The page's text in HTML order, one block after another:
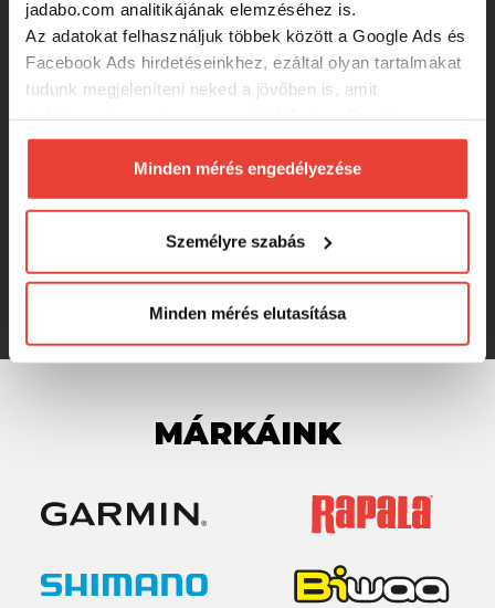
jadabo.com analitikájának elemzéséhez is.
Az adatokat felhasználjuk többek között a Google Ads és
Facebook Ads hirdetéseinkhez, ezáltal olyan tartalmakat
tudunk megjeleníteni neked a jövőben is, amit
biztosításához arra kérünk, hogy engedd meg
számunkra minden mérés használatát.
Természetesensoha semmilyen formában nem fogunk
megváltoztathatod a döntésed ezzel kapcsolatban.
Előre is köszönjük!
Minden mérés engedélyezése
Személyre szabás
Minden mérés elutasítása
Wizard Harpex Twist Orange 6Cm
5db/cs gumihal
Wizard Paddle Minnow Yellow 10 Cm
5db/cs gumihal
950 Ft
MÁRKÁINK